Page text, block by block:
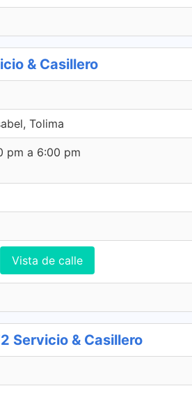
& Casillero
Tolima
pm a 6:00 pm
Vista de calle
Servicio & Casillero